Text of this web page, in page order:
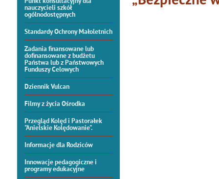
nauczycieli szkół
ogólnodostępnych
Standardy Ochrony Małoletnich
Zadania finansowane lub
dofinansowane z budżetu
Państwa lub z Państwowych
Funduszy Celowych
Dziennik Vulcan
Filmy z życia Ośrodka
Przegląd Kolęd i Pastorałek
"Anielskie Kolędowanie".
Informacje dla Rodziców
Innowacje pedagogiczne i
programy edukacyjne